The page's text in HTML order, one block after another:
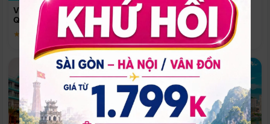
Vinpearl Resort & Spa Phu
Quoc
★ 5.0
Quoc
Phú Quốc
★ 5.0